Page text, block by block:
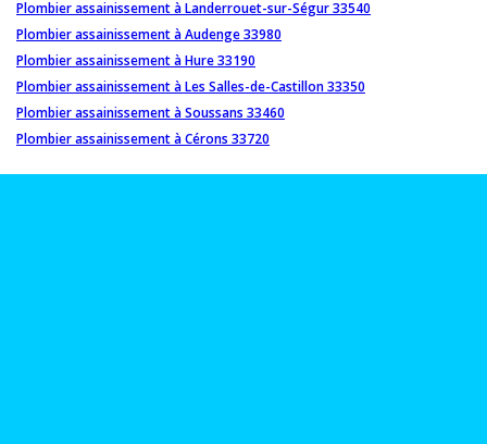
Plombier assainissement à Landerrouet-sur-Ségur 33540
Plombier assainissement à Audenge 33980
Plombier assainissement à Hure 33190
Plombier assainissement à Les Salles-de-Castillon 33350
Plombier assainissement à Soussans 33460
Plombier assainissement à Cérons 33720